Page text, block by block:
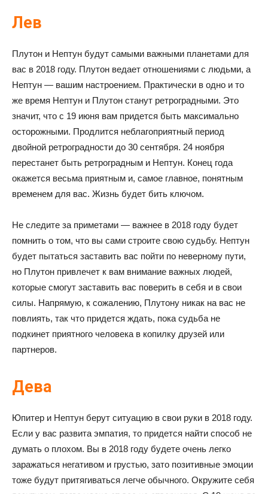
Лев
Плутон и Нептун будут самыми важными планетами для
вас в 2018 году. Плутон ведает отношениями с людьми, а
Нептун — вашим настроением. Практически в одно и то
же время Нептун и Плутон станут ретроградными. Это
значит, что с 19 июня вам придется быть максимально
осторожными. Продлится неблагоприятный период
двойной ретроградности до 30 сентября. 24 ноября
перестанет быть ретроградным и Нептун. Конец года
окажется весьма приятным и, самое главное, понятным
временем для вас. Жизнь будет бить ключом.
Не следите за приметами — важнее в 2018 году будет
помнить о том, что вы сами строите свою судьбу. Нептун
будет пытаться заставить вас пойти по неверному пути,
но Плутон привлечет к вам внимание важных людей,
которые смогут заставить вас поверить в себя и в свои
силы. Напрямую, к сожалению, Плутону никак на вас не
повлиять, так что придется ждать, пока судьба не
подкинет приятного человека в копилку друзей или
партнеров.
Дева
Юпитер и Нептун берут ситуацию в свои руки в 2018 году.
Если у вас развита эмпатия, то придется найти способ не
думать о плохом. Вы в 2018 году будете очень легко
заражаться негативом и грустью, зато позитивные эмоции
тоже будут притягиваться легче обычного. Окружите себя